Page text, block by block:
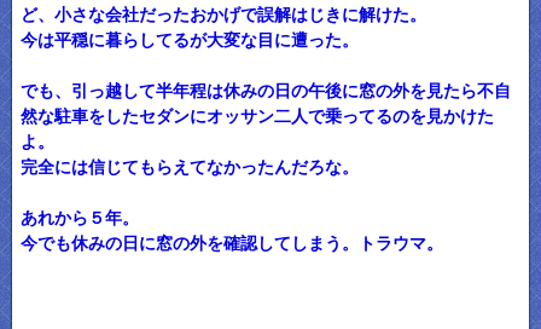
ど、小さな会社だったおかげで誤解はじきに解けた。
今は平穏に暮らしてるが大変な目に遭った。
でも、引っ越して半年程は休みの日の午後に窓の外を見たら不自
然な駐車をしたセダンにオッサン二人で乗ってるのを見かけた
よ。
完全には信じてもらえてなかったんだろな。
あれから５年。
今でも休みの日に窓の外を確認してしまう。トラウマ。